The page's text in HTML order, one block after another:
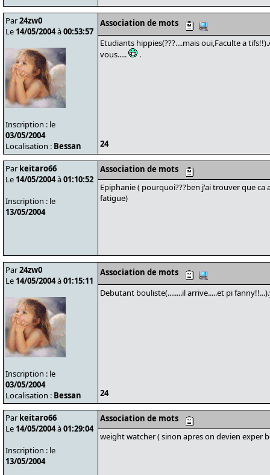
Par24zw0
Le 14/05/2004à00:53:57
Inscription : le
03/05/2004
Localisation : Bessan
Association de mots
Etudiants hippies(???....mais oui,Faculte a
vous.....
.
24
Par keitaro66
Le 14/05/2004à01:10:52
Inscription : le
13/05/2004
Association de mots
Epiphanie ( pourquoi???ben j'ai trouver que ca
fatigue)
Par24zw0
Le 14/05/2004à01:15:11
Inscription : le
03/05/2004
Localisation : Bessan
Association de mots
Debutant bouliste(........il arrive.....et pi
24
Par keitaro66
Le 14/05/2004à01:29:04
Inscription : le
13/05/2004
Association de mots
weight watcher ( sinon apres on devien exper